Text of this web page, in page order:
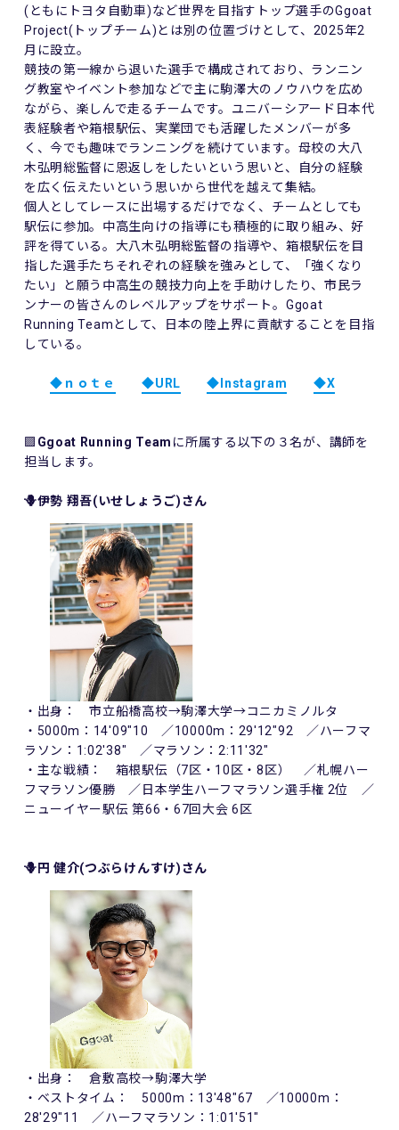
(ともにトヨタ自動車)など世界を目指すトップ選手のGgoat
Project(トップチーム)とは別の位置づけとして、2025年2
月に設立。
競技の第一線から退いた選手で構成されており、ランニン
グ教室やイベント参加などで主に駒澤大のノウハウを広め
ながら、楽しんで走るチームです。ユニバーシアード日本代
表経験者や箱根駅伝、実業団でも活躍したメンバーが多
く、今でも趣味でランニングを続けています。母校の大八
木弘明総監督に恩返しをしたいという思いと、自分の経験
を広く伝えたいという思いから世代を越えて集結。
個人としてレースに出場するだけでなく、チームとしても
駅伝に参加。中高生向けの指導にも積極的に取り組み、好
評を得ている。大八木弘明総監督の指導や、箱根駅伝を目
指した選手たちそれぞれの経験を強みとして、「強くなり
たい」と願う中高生の競技力向上を手助けしたり、市民ラ
ンナーの皆さんのレベルアップをサポート。Ggoat
Running Teamとして、日本の陸上界に貢献することを目指
している。
◆ｎｏｔｅ ◆URL ◆Instagram ◆X
🟪 Ggoat Running Team に所属する以下の３名が、講師を
担当します。
🪻伊勢 翔吾(いせしょうご)さん
・出身： 市立船橋高校→駒澤大学→コニカミノルタ
・5000m：14'09"10 ／10000m：29'12"92 ／ハーフマ
ラソン：1:02'38" ／マラソン：2:11'32"
・主な戦績： 箱根駅伝（7区・10区・8区） ／札幌ハー
フマラソン優勝 ／日本学生ハーフマラソン選手権 2位 ／
ニューイヤー駅伝 第66・67回大会 6区
🪻円 健介(つぶらけんすけ)さん
・出身： 倉敷高校→駒澤大学
・ベストタイム： 5000m：13'48"67 ／10000m：
28'29"11 ／ハーフマラソン：1:01'51"